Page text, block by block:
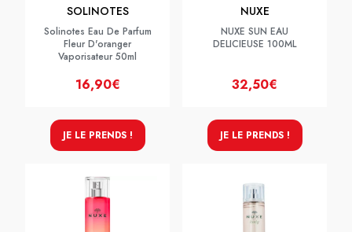
SOLINOTES
Solinotes Eau De Parfum
Fleur D'oranger
Vaporisateur 50ml
16,90€
JE LE PRENDS !
NUXE
NUXE SUN EAU
DELICIEUSE 100ML
32,50€
JE LE PRENDS !